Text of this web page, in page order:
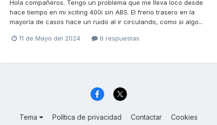
Hola compañeros. Tengo un problema que me lleva loco desde
hace tiempo en mi xciting 400i sin ABS. El freno trasero en la
mayoría de casos hace un ruido al ir circulando, como si algo...
11 de Mayo del 2024 6 respuestas
Tema Política de privacidad Contactar Cookies